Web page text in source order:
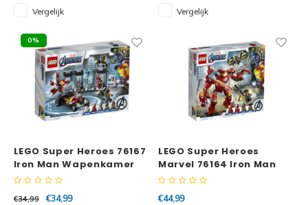
Vergelijk
Vergelijk
0%
LEGO Super Heroes 76167
Iron Man Wapenkamer
€34,99
€34,99
LEGO Super Heroes
Marvel 76164 Iron Man
Hulkbuster versus A.I.M.
€44,99